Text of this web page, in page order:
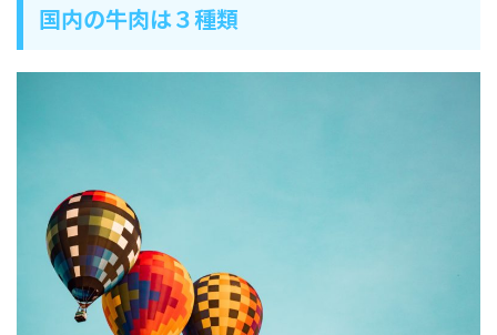
国内の牛肉は３種類